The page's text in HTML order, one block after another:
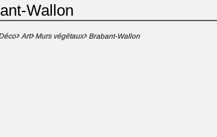
Wallon
Art Murs végétaux Brabant-Wallon